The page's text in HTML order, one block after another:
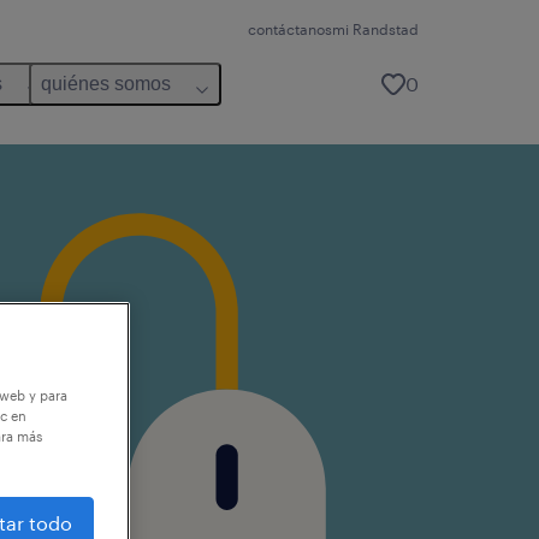
contáctanosmi Randstad
quiénes somos 0
y para
en
más
todo